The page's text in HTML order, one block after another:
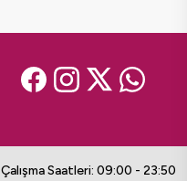
Çalışma Saatleri: 09:00 - 23:50